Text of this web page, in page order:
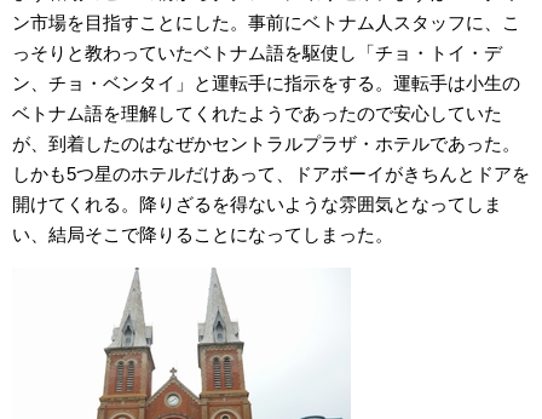
ン市場を目指すことにした。事前にベトナム人スタッフに、こ
っそりと教わっていたベトナム語を駆使し「チョ・トイ・デ
ン、チョ・ベンタイ」と運転手に指示をする。運転手は小生の
ベトナム語を理解してくれたようであったので安心していた
が、到着したのはなぜかセントラルプラザ・ホテルであった。
しかも5つ星のホテルだけあって、ドアボーイがきちんとドアを
開けてくれる。降りざるを得ないような雰囲気となってしま
い、結局そこで降りることになってしまった。